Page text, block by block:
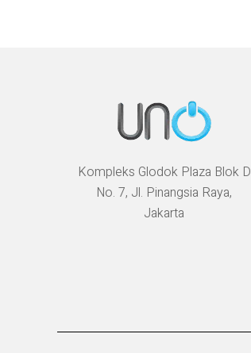
Kompleks Glodok Plaza Blok D
No. 7, Jl. Pinangsia Raya,
Jakarta